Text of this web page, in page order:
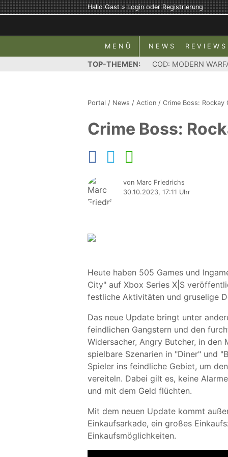
Hallo Gast »LoginoderRegistrierung
MENÜ NEWS REVIEWS
TOP-THEMEN: COD: MODERN
Portal / News / Action / Crime Boss: Rockay
Crime Boss:
von Marc Friedrichs
30.10.2023, 17:11 Uhr
Heute haben 505 Games und
City" auf Xbox Series X|S
festliche Aktivitäten und gruselige
Das neue Update bringt unter
feindlichen Gangstern und den
Widersacher, Angry Butcher, in den
spielbare Szenarien in "Diner" und
Spieler ins feindliche Gebiet, um
vereiteln. Dabei gilt es, keine
und mit dem Geld flüchten.
Mit dem neuen Update kommt
Einkaufsarkade, ein großes
Einkaufsmöglichkeiten.